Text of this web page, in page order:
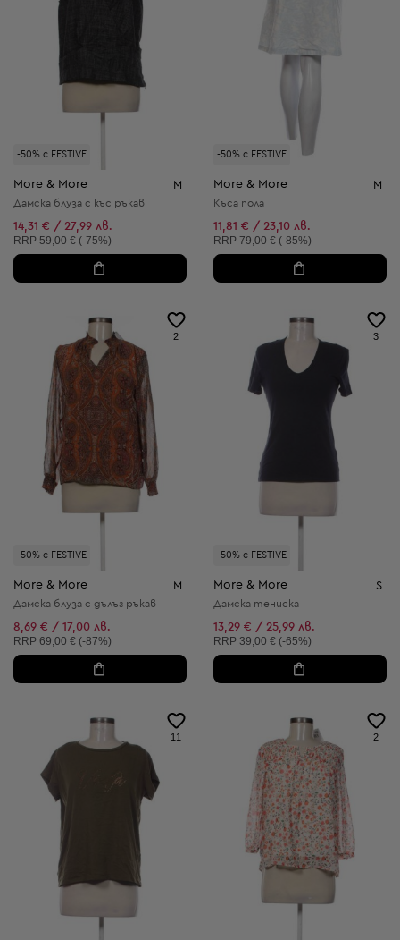
-50% с FESTIVE
More & More M
Дамска блуза с къс ръкав
14,31 € / 27,99 лв.
Препоръчителна цена:
RRP 59,00 € (-75%)
-50% с FESTIVE
More & More M
Къса пола
11,81 € / 23,10 лв.
Препоръчителна цена:
RRP 79,00 € (-85%)
-50% с FESTIVE
2
More & More M
Дамска блуза с дълъг ръкав
8,69 € / 17,00 лв.
Препоръчителна цена:
RRP 69,00 € (-87%)
-50% с FESTIVE
3
More & More S
Дамска тениска
13,29 € / 25,99 лв.
Препоръчителна цена:
RRP 39,00 € (-65%)
11 2